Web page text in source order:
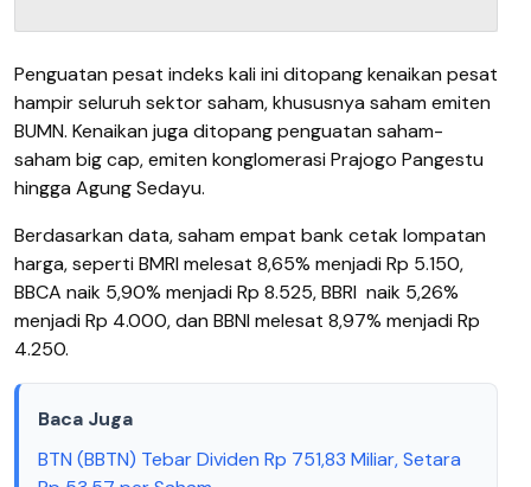
Penguatan pesat indeks kali ini ditopang kenaikan pesat
hampir seluruh sektor saham, khususnya saham emiten
BUMN. Kenaikan juga ditopang penguatan saham-
saham big cap, emiten konglomerasi Prajogo Pangestu
hingga Agung Sedayu.
Berdasarkan data, saham empat bank cetak lompatan
harga, seperti BMRI melesat 8,65% menjadi Rp 5.150,
BBCA naik 5,90% menjadi Rp 8.525, BBRI naik 5,26%
menjadi Rp 4.000, dan BBNI melesat 8,97% menjadi Rp
4.250.
Baca Juga
BTN (BBTN) Tebar Dividen Rp 751,83 Miliar, Setara